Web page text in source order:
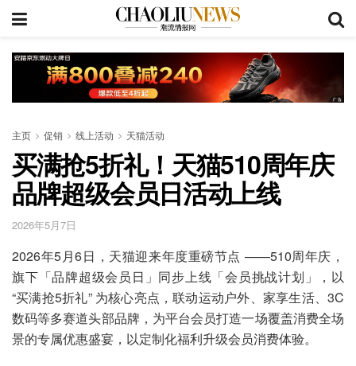
主页 促销 线上活动 天猫活动
买满抢5折礼！天猫510周年庆
品牌超级会员日活动上线
2026年5月7日
2026年5月6日，天猫迎来年度重磅节点 ——510周年庆，
旗下「品牌超级会员日」同步上线「会员挑战计划」，以
“买满抢5折礼” 为核心亮点，联动运动户外、家享生活、3C
数码等多赛道头部品牌，为平台会员打造一场覆盖消费全场
景的专属优惠盛宴，以定制化福利升级会员消费体验。